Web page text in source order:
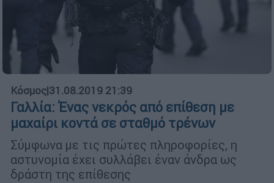
Κόσμος|31.08.2019 21:39
Γαλλία: Ένας νεκρός από επίθεση με
μαχαίρι κοντά σε σταθμό τρένων
Σύμφωνα με τις πρώτες πληροφορίες, η
αστυνομία έχει συλλάβει έναν άνδρα ως
δράστη της επίθεσης